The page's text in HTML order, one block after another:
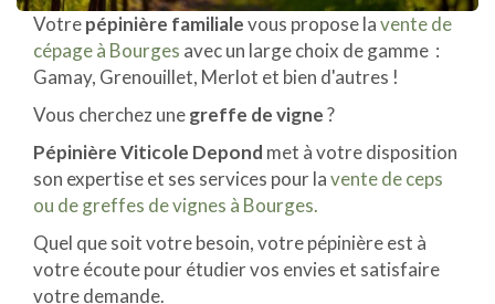
Votrepépinière familialevous propose lavente de
cépage à Bourges avec un large choix de gamme :
Gamay, Grenouillet, Merlot et bien d'autres !
Vous cherchez unegreffe de vigne?
Pépinière Viticole Depond met à votre disposition
son expertise et ses services pour lavente de ceps
ou de greffes de vignes à Bourges.
Quel que soit votre besoin, votre pépinière est à
votre écoute pour étudier vos envies et satisfaire
votre demande.